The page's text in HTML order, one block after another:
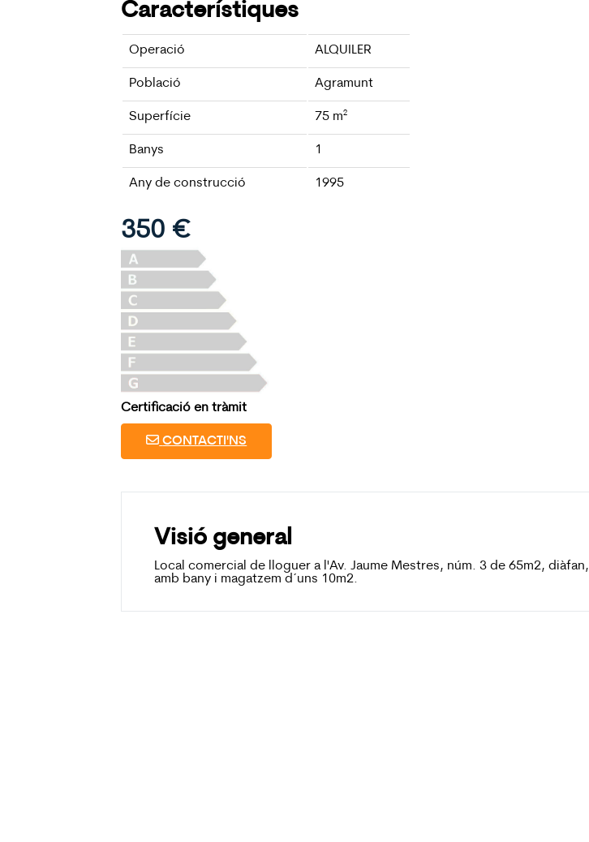
Característiques
Operació ALQUILER
Població Agramunt
Superfície 75 m²
Banys 1
Any de construcció 1995
350 €
Certificació en tràmit
CONTACTI'NS
Visió general
Local comercial de lloguer a l'Av. Jaume Mestres, núm. 3 de 65m2, diàfan,
amb bany i magatzem d´uns 10m2.